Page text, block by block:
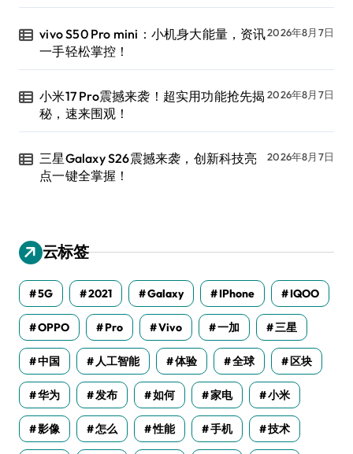
vivo S50 Pro mini：小机身大能量，资讯
一手轻松掌控！
2026年8月7日
小米17 Pro震撼来袭！超实用功能抢先揭
秘，速来围观！
2026年8月7日
三星Galaxy S26震撼来袭，创新科技亮
点一键全掌握！
2026年8月7日
云标签
5G 2021 Galaxy IPhone IQOO
OPPO Pro Vivo 一加 三星
中国 人工智能 体验 全球 区块
华为 发布 如何 家电 小米
影像 怎么 性能 手机 技术